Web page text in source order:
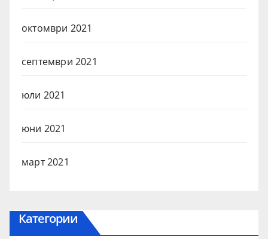
октомври 2021
септември 2021
юли 2021
юни 2021
март 2021
Категории